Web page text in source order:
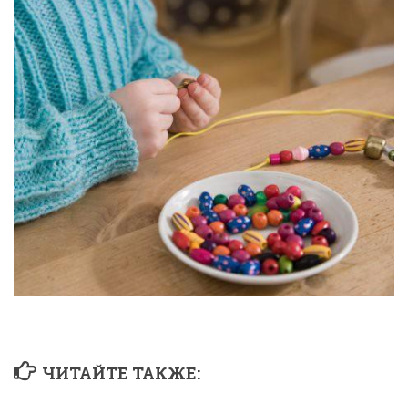
ЧИТАЙТЕ ТАКЖЕ: